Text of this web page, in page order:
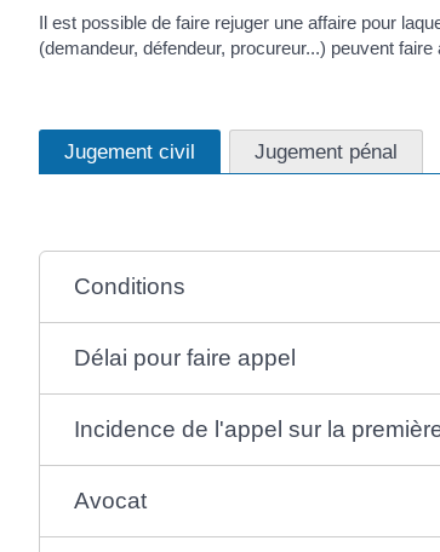
Il est possible de faire rejuger une affaire pour
(demandeur, défendeur, procureur...) peuvent
Jugement civil Jugement pénal
Conditions
Délai pour faire appel
Incidence de l'appel sur la
Avocat